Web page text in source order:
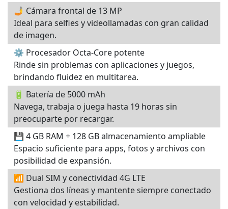
🤳 Cámara frontal de 13 MP
Ideal para selfies y videollamadas con gran calidad
de imagen.
⚙️ Procesador Octa-Core potente
Rinde sin problemas con aplicaciones y juegos,
brindando fluidez en multitarea.
🔋 Batería de 5000 mAh
Navega, trabaja o juega hasta 19 horas sin
preocuparte por recargar.
💾 4 GB RAM + 128 GB almacenamiento ampliable
Espacio suficiente para apps, fotos y archivos con
posibilidad de expansión.
📶 Dual SIM y conectividad 4G LTE
Gestiona dos líneas y mantente siempre conectado
con velocidad y estabilidad.